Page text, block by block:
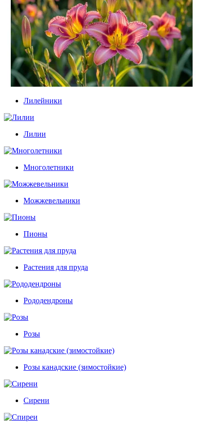
Лилейники
Лилии
Многолетники
Можжевельники
Пионы
Растения для пруда
Рододендроны
Розы
Розы канадские (зимостойкие)
Сирени